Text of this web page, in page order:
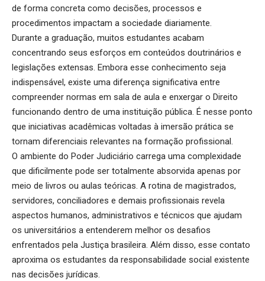
de forma concreta como decisões, processos e
procedimentos impactam a sociedade diariamente.
Durante a graduação, muitos estudantes acabam
concentrando seus esforços em conteúdos doutrinários e
legislações extensas. Embora esse conhecimento seja
indispensável, existe uma diferença significativa entre
compreender normas em sala de aula e enxergar o Direito
funcionando dentro de uma instituição pública. É nesse ponto
que iniciativas acadêmicas voltadas à imersão prática se
tornam diferenciais relevantes na formação profissional.
O ambiente do Poder Judiciário carrega uma complexidade
que dificilmente pode ser totalmente absorvida apenas por
meio de livros ou aulas teóricas. A rotina de magistrados,
servidores, conciliadores e demais profissionais revela
aspectos humanos, administrativos e técnicos que ajudam
os universitários a entenderem melhor os desafios
enfrentados pela Justiça brasileira. Além disso, esse contato
aproxima os estudantes da responsabilidade social existente
nas decisões jurídicas.